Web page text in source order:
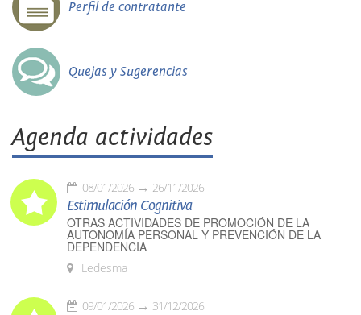
Perfil de contratante
Quejas y Sugerencias
Agenda actividades
08/01/2026 26/11/2026
Estimulación Cognitiva
OTRAS ACTIVIDADES DE PROMOCIÓN DE LA
AUTONOMÍA PERSONAL Y PREVENCIÓN DE LA
DEPENDENCIA
Ledesma
09/01/2026 31/12/2026